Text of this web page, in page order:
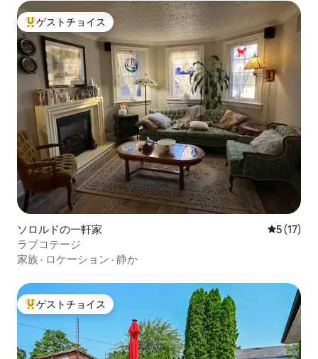
大好評のゲストチョイスです。
ゲストチョイス
ソロルドの一軒家 レビュー
5 (17)
ラブコテージ
家族 · ロケーション · 静か
大好評のゲストチョイスです。
ゲストチョイス